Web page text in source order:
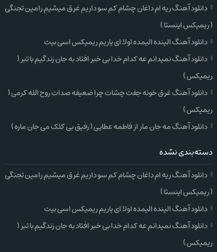
دانلود آهنگ ریه ام داغان چشام کم سو داریم غرق میشیم رامین تجنگی
( ریمیکس اینستا )
دانلود آهنگ الینده الیمده اولا ای یاریم ریمیکس اسی بیت
دانلود آهنگ نمیدانم عه کدام خدا بی خبر افتاد به جان زندگیم با تبر (
ریمیکس )
دانلود آهنگ غرق خونه جفت چشات چرا ضعیفه صدات روح الله کرمی (
ریمیکس )
دانلود آهنگ مه جان مار از فاطمه عطایی ( رفیق بی کلک می جان ماره )
دسته‌بندی نشده
دانلود آهنگ ریه ام داغان چشام کم سو داریم غرق میشیم رامین تجنگی
( ریمیکس اینستا )
دانلود آهنگ الینده الیمده اولا ای یاریم ریمیکس اسی بیت
دانلود آهنگ نمیدانم عه کدام خدا بی خبر افتاد به جان زندگیم با تبر (
ریمیکس )